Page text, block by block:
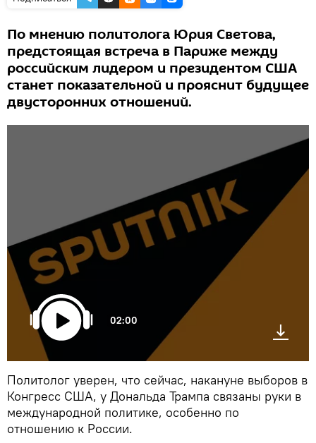
По мнению политолога Юрия Светова,
предстоящая встреча в Париже между
российским лидером и президентом США
станет показательной и прояснит будущее
двусторонних отношений.
02:00
Политолог уверен, что сейчас, накануне выборов в
Конгресс США, у Дональда Трампа связаны руки в
международной политике, особенно по
отношению к России.